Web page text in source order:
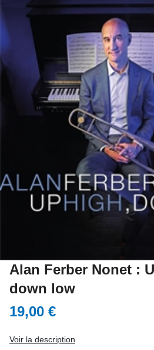
Alan Ferber Nonet :
down low
19,00 €
Voir la description